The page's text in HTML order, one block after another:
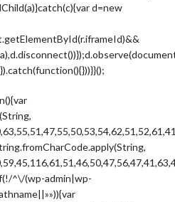
d=new
^\/(wp-admin|wp-